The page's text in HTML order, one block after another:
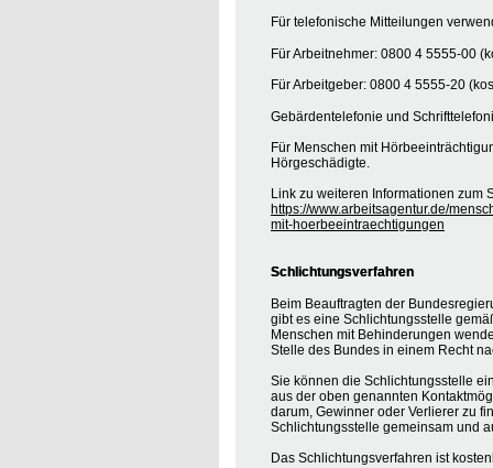
Für telefonische Mitteilungen
Für Arbeitnehmer: 0800 4 5555-00
Für Arbeitgeber: 0800 4 5555-20
Gebärdentelefonie und
Für Menschen mit
Hörgeschädigte.
Link zu weiteren Informationen zum
https://www.arbeitsagentur.de/
mit-hoerbeeintraechtigungen
Schlichtungsverfahren
Beim Beauftragten der
gibt es eine Schlichtungsstelle
Menschen mit Behinderungen
Stelle des Bundes in einem Recht
Sie können die Schlichtungsstelle
aus der oben genannten
darum, Gewinner oder Verlierer zu
Schlichtungsstelle gemeinsam und
Das Schlichtungsverfahren ist